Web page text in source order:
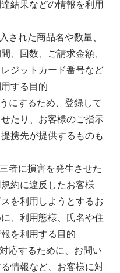
結果などの情報を利用
された商品名や数量、
、回数、ご請求金額、
ジットカード番号など
する目的
にするため、登録して
たり、お客様のご指示
携先が提供するものも
者に損害を発生させた
約に違反したお客様
を利用しようとするお
、利用態様、氏名や住
を利用する目的
応するために、お問い
情報など、お客様に対